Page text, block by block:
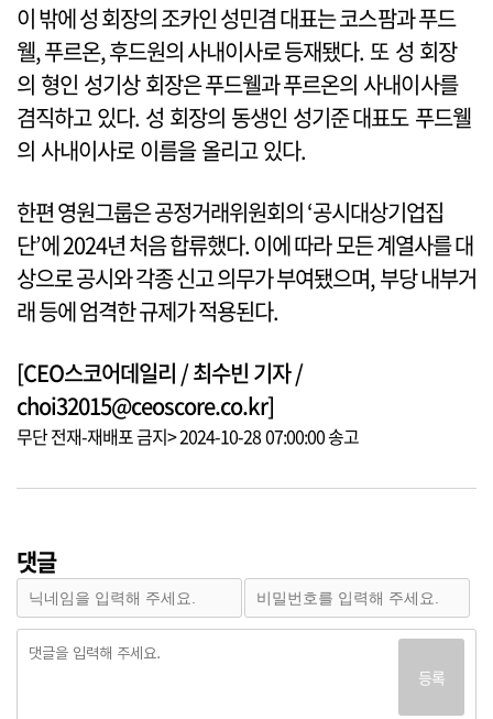
이 밖에 성 회장의 조카인 성민겸 대표는 코스팜과 푸드
웰, 푸르온, 후드원의 사내이사로 등재됐다. 또 성 회장
의 형인 성기상 회장은 푸드웰과 푸르온의 사내이사를
겸직하고 있다. 성 회장의 동생인 성기준 대표도 푸드웰
의 사내이사로 이름을 올리고 있다.
한편 영원그룹은 공정거래위원회의 ‘공시대상기업집
단’에 2024년 처음 합류했다. 이에 따라 모든 계열사를 대
상으로 공시와 각종 신고 의무가 부여됐으며, 부당 내부거
래 등에 엄격한 규제가 적용된다.
[CEO스코어데일리 / 최수빈 기자 /
choi32015@ceoscore.co.kr]
무단 전재-재배포 금지> 2024-10-28 07:00:00 송고
댓글
등록